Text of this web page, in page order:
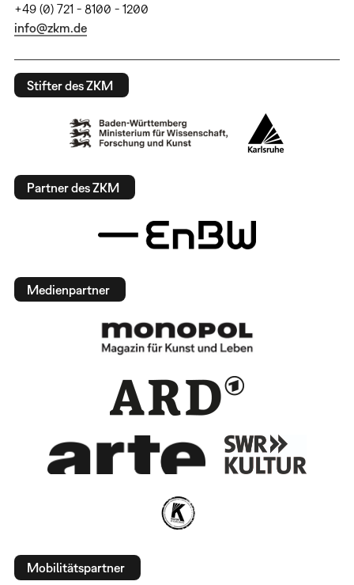
+49 (0) 721 - 8100 - 1200
info@zkm.de
Stifter des ZKM
Partner des ZKM
Medienpartner
Mobilitätspartner